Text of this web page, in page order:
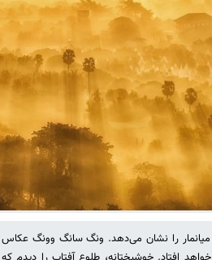
میانمار را نشان می‌دهد. ونگ سانگ وونگ عکاس